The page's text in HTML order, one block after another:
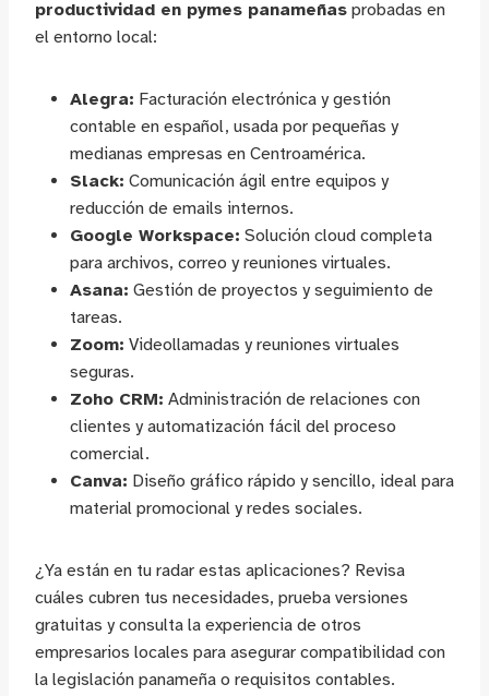
productividad en pymes panameñas probadas en
el entorno local:
Alegra: Facturación electrónica y gestión
contable en español, usada por pequeñas y
medianas empresas en Centroamérica.
Slack: Comunicación ágil entre equipos y
reducción de emails internos.
Google Workspace: Solución cloud completa
para archivos, correo y reuniones virtuales.
Asana: Gestión de proyectos y seguimiento de
tareas.
Zoom: Videollamadas y reuniones virtuales
seguras.
Zoho CRM: Administración de relaciones con
clientes y automatización fácil del proceso
comercial.
Canva: Diseño gráfico rápido y sencillo, ideal para
material promocional y redes sociales.
¿Ya están en tu radar estas aplicaciones? Revisa
cuáles cubren tus necesidades, prueba versiones
gratuitas y consulta la experiencia de otros
empresarios locales para asegurar compatibilidad con
la legislación panameña o requisitos contables.